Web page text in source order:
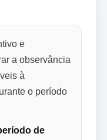
e
a observância
à
o período
de